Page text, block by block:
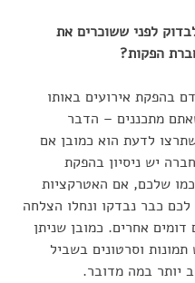
לפני ששוכרים את
הפקות?
בהפקת אירועים באותו
מתכננים – הדבר
לדעת הוא כמובן אם
יש ניסיון בהפקת
כמו שלכם, אם האטרקציות
לכם כבר נבדקו ונחלו הצלחה
דומים אחרים. כמובן שניתן
וסרטונים בשביל
יותר במה מדובר.